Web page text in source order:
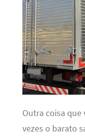
Outra coisa que
vezes o barato